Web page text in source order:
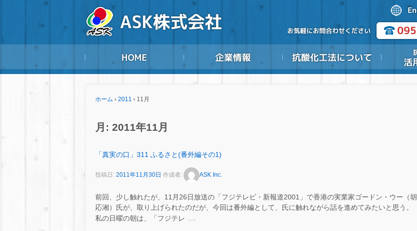
ホーム › 2011 › 11月
月: 2011年11月
「真実の口」311 ふるさと(番外編その1)
投稿日: 2011年11月30日 作成者: ASK Inc.
前回、少し触れたが、11月26日放送の「フジテレビ・新報道2001」で香港の実業家ゴードン・ウー（胡
応湘）氏が、取り上げられたのだが、今回は番外編として、氏に触れながら話を進めてみたいと思う。
私の日曜の朝は、「フジテレ …